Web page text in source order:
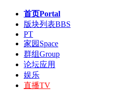
首页Portal
版块列表BBS
PT
家园 Space
群组Group
论坛应用
娱乐
直播TV